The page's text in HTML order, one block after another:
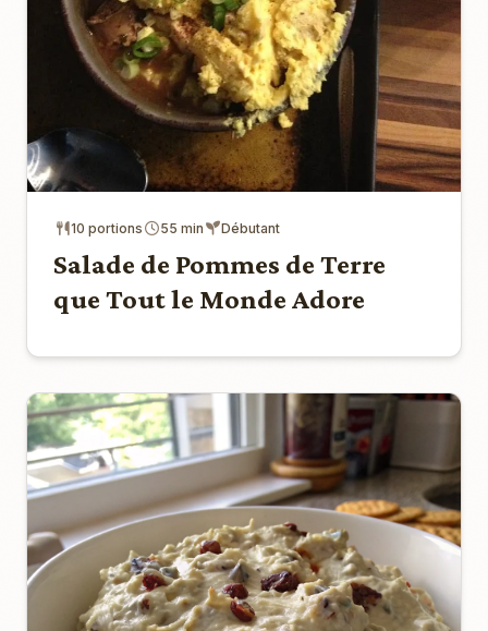
10 portions 55 min Débutant
Salade de Pommes de Terre
que Tout le Monde Adore